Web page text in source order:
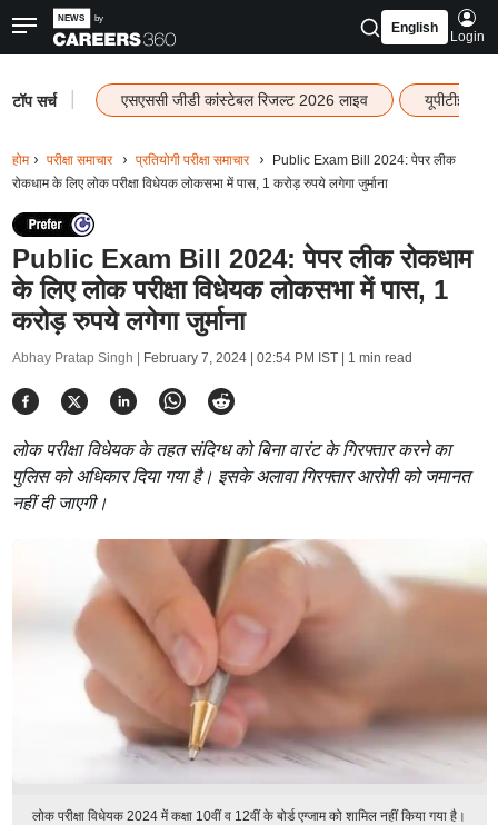
English
Login
टॉप सर्च एसएससी जीडी कांस्टेबल रिजल्ट 2026 लाइव यूपीटीईटी
होम परीक्षा समाचार प्रतियोगी परीक्षा समाचार
Public Exam Bill 2024: पेपर लीक
रोकधाम के लिए लोक परीक्षा विधेयक लोकसभा में पास, 1 करोड़ रुपये लगेगा जुर्माना
Public Exam Bill 2024: पेपर लीक रोकधाम
के लिए लोक परीक्षा विधेयक लोकसभा में पास, 1
करोड़ रुपये लगेगा जुर्माना
Abhay Pratap Singh | February 7, 2024 | 02:54 PM IST| 1 min read
लोक परीक्षा विधेयक के तहत संदिग्ध को बिना वारंट के गिरफ्तार करने का
पुलिस को अधिकार दिया गया है। इसके अलावा गिरफ्तार आरोपी को जमानत
नहीं दी जाएगी।
लोक परीक्षा विधेयक 2024 में कक्षा 10वीं व 12वीं के बोर्ड एग्जाम को शामिल नहीं किया गया है।